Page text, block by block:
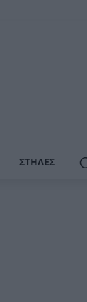
ΣΤΉΛΕΣ